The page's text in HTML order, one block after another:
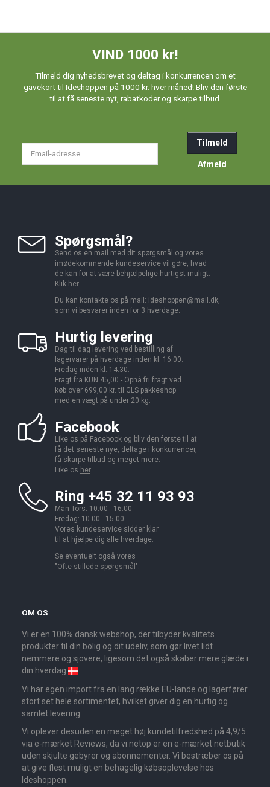
VIND 1000 kr!
Tilmeld dig nyhedsbrevet og deltag i konkurrencen om et
gavekort til Ideshoppen på 1000 kr. hver måned! Bliv den første
til at få seneste nyt, rabatkoder og skarpe tilbud.
Tilmeld
Afmeld
Spørgsmål?
Send os en mail med dit spørgsmål og vores
imødekommende kundeservice vil gøre, hvad
de kan for at være behjælpelige hurtigst muligt.
Klik her.
Du kan kontakte os på mail: ideshoppen@mail.dk,
som vi besvarer inden for 3 hverdage.
Hurtig levering
Dag til dag levering ved bestilling af
lagervarer på hverdage inden kl. 16.00.
Fredag inden kl. 14.30.
Fragt fra KUN 45,00 - Opnå fri fragt ved
køb over 699,00 kr. til GLS pakkeshop
med en vægt på under 20 kg.
Facebook
Like os på Facebook og bliv den første til at
få det seneste nye, deltage i konkurrencer,
få skarpe tilbud og meget mere.
Like os her.
Ring +45 32 11 93 93
Man-Tors: 10.00 - 16.00
Fredag: 10.00 - 15.00
Vores kundeservice sidder klar
til at hjælpe dig alle hverdage.
Se eventuelt også vores
"Ofte stillede spørgsmål ".
OM OS
Vi er en 100% dansk webshop, der tilbyder kvalitets
produkter til din bolig og dit udeliv, som gør livet lidt
nemmere og sjovere, ligesom det også skaber mere glæde i
din hverdag
Vi har egen import fra en lang række EU-lande og lagerfører
stort set hele sortimentet, hvilket giver dig en hurtig og
samlet levering.
Vi oplever desuden en meget høj kundetilfredshed på 4,9/5
via e-mærket Reviews, da vi netop er en e-mærket netbutik
uden skjulte gebyrer og abonnementer. Vi bestræber os på
at give flest muligt en behagelig købsoplevelse hos
Ideshoppen.